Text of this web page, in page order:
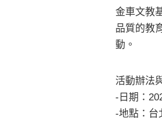
金車文教
品質的教
動。
活動辦法
-日期：
-地點：台